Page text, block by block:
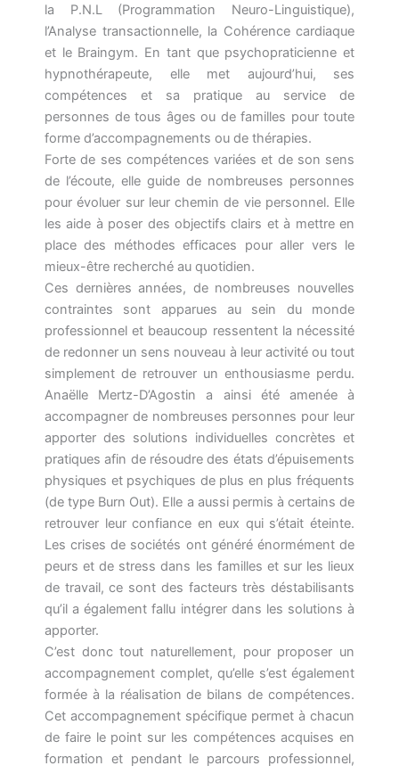
la P.N.L (Programmation Neuro-Linguistique),
l’Analyse transactionnelle, la Cohérence cardiaque
et le Braingym. En tant que psychopraticienne et
hypnothérapeute, elle met aujourd’hui, ses
compétences et sa pratique au service de
personnes de tous âges ou de familles pour toute
forme d’accompagnements ou de thérapies.
Forte de ses compétences variées et de son sens
de l’écoute, elle guide de nombreuses personnes
pour évoluer sur leur chemin de vie personnel. Elle
les aide à poser des objectifs clairs et à mettre en
place des méthodes efficaces pour aller vers le
mieux-être recherché au quotidien.
Ces dernières années, de nombreuses nouvelles
contraintes sont apparues au sein du monde
professionnel et beaucoup ressentent la nécessité
de redonner un sens nouveau à leur activité ou tout
simplement de retrouver un enthousiasme perdu.
Anaëlle Mertz-D’Agostin a ainsi été amenée à
accompagner de nombreuses personnes pour leur
apporter des solutions individuelles concrètes et
pratiques afin de résoudre des états d’épuisements
physiques et psychiques de plus en plus fréquents
(de type Burn Out). Elle a aussi permis à certains de
retrouver leur confiance en eux qui s’était éteinte.
Les crises de sociétés ont généré énormément de
peurs et de stress dans les familles et sur les lieux
de travail, ce sont des facteurs très déstabilisants
qu’il a également fallu intégrer dans les solutions à
apporter.
C’est donc tout naturellement, pour proposer un
accompagnement complet, qu’elle s’est également
formée à la réalisation de bilans de compétences.
Cet accompagnement spécifique permet à chacun
de faire le point sur les compétences acquises en
formation et pendant le parcours professionnel,